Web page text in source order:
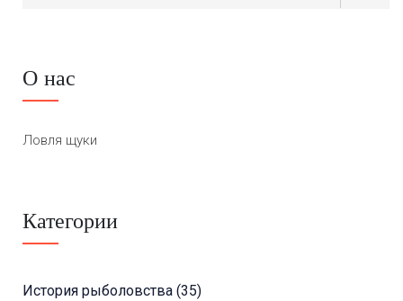
О нас
Ловля щуки
Категории
История рыболовства (35)